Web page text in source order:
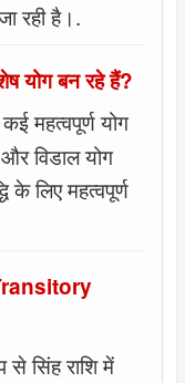
रही है।.
योग बन रहे हैं?
महत्वपूर्ण योग
विडाल योग
के लिए महत्वपूर्ण
सिंह राशि में